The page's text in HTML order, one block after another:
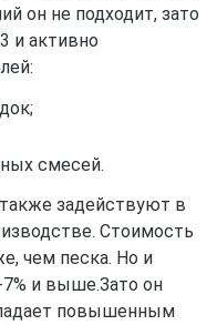
он не подходит, зато
и активно
смесей.
задействуют в
Стоимость
чем песка. Но и
и выше.Зато он
повышенным